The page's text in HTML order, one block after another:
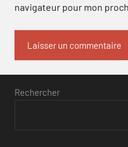
navigateur pour mon
Rechercher